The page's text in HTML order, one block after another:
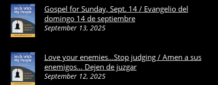
Gospel for Sunday, Sept. 14 / Evangelio del
domingo 14 de septiembre
September 13, 2025
Love your enemies…Stop judging / Amen a sus
enemigos… Dejen de juzgar
September 12, 2025